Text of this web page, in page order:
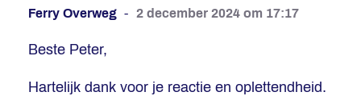
Ferry Overweg 2 december 2024 om 17:17
Beste Peter,
Hartelijk dank voor je reactie en oplettendheid.